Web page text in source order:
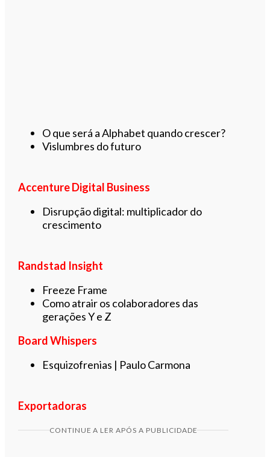
O que será a Alphabet quando crescer?
Vislumbres do futuro
Accenture Digital Business
Disrupção digital: multiplicador do
crescimento
Randstad Insight
Freeze Frame
Como atrair os colaboradores das
gerações Y e Z
Board Whispers
Esquizofrenias | Paulo Carmona
Exportadoras
CONTINUE A LER APÓS A PUBLICIDADE